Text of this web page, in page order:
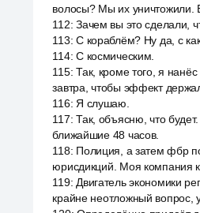
волосы? Мы их
112:Зачем вы это сделали,
113:С кораблём? Ну да, с
114:С космическим.
115:Так, кроме того, я
завтра, чтобы эффект
116: Я слушаю.
117:Так, объясню, что
ближайшие 48 часов.
118: Полиция, а затем фбр
юрисдикций. Моя компания
119: Двигатель экономики
крайне неотложный вопрос,